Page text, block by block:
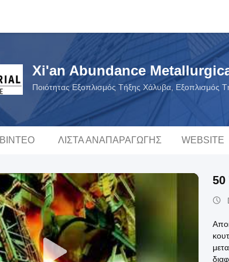
Xi'an Abundance
Ποιότητας Εξοπλισμός Τήξης Χάλυβα, Εξοπλισμός
ΒΊΝΤΕΟ ΛΊΣΤΑ ΑΝΑΠΑΡΑΓΩΓΉΣ WEBSITE
50